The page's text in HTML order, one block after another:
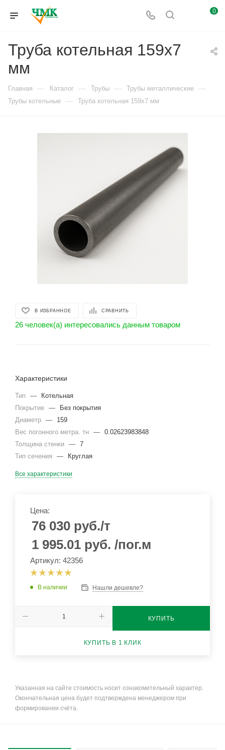
0
Труба котельная 159x7
мм
Главная — Каталог — Трубы — Трубы металлические —
Трубы котельные — Труба котельная 159x7 мм
В ИЗБРАННОЕ СРАВНИТЬ
26 человек(а) интересовались данным товаром
Характеристики
Тип —
Котельная
Покрытие —
Без покрытия
Диаметр —
159
Вес погонного метра. тн — 0.02623983848
Толщина стенки — 7
Тип сечения
— Круглая
Все характеристики
Цена:
76 030 руб./т
1 995.01 руб. /пог.м
Артикул: 42356
В наличии Нашли дешевле?
КУПИТЬ
КУПИТЬ В 1 КЛИК
Указанная на сайте стоимость носит ознакомительный характер.
Окончательная цена будет подтверждена менеджером при
формировании счёта.